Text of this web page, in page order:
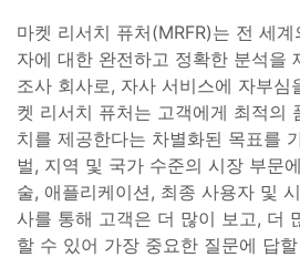
마켓 리서치 퓨처(MRFR)는 전 세
자에 대한 완전하고 정확한 분석을
조사 회사로, 자사 서비스에 자부심
켓 리서치 퓨처는 고객에게 최적의
치를 제공한다는 차별화된 목표를
벌, 지역 및 국가 수준의 시장 부문
술, 애플리케이션, 최종 사용자 및
사를 통해 고객은 더 많이 보고, 더
할 수 있어 가장 중요한 질문에 답